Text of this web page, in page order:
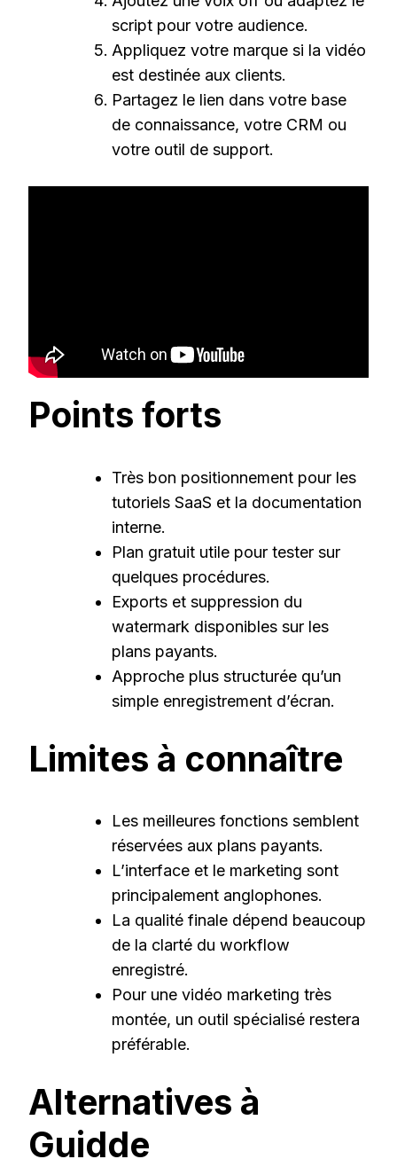
script pour votre audience.
Appliquez votre marque si la vidéo
est destinée aux clients.
Partagez le lien dans votre base
de connaissance, votre CRM ou
votre outil de support.
Points forts
Très bon positionnement pour les
tutoriels SaaS et la documentation
interne.
Plan gratuit utile pour tester sur
quelques procédures.
Exports et suppression du
watermark disponibles sur les
plans payants.
Approche plus structurée qu’un
simple enregistrement d’écran.
Limites à connaître
Les meilleures fonctions semblent
réservées aux plans payants.
L’interface et le marketing sont
principalement anglophones.
La qualité finale dépend beaucoup
de la clarté du workflow
enregistré.
Pour une vidéo marketing très
montée, un outil spécialisé restera
préférable.
Alternatives à
Guidde